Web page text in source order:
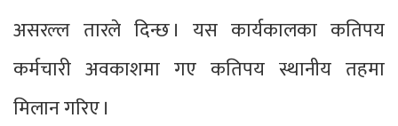
असरल्ल तारले दिन्छ । यस कार्यकालका कतिपय
कर्मचारी अवकाशमा गए कतिपय स्थानीय तहमा
मिलान गरिए ।